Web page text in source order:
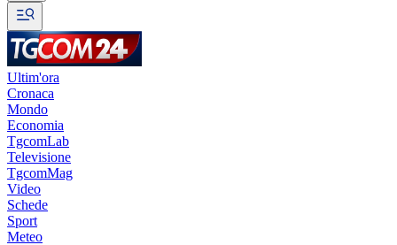
Ultim'ora
Cronaca
Mondo
Economia
TgcomLab
Televisione
TgcomMag
Video
Schede
Sport
Meteo